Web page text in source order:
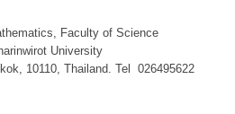
Faculty of Science
University
10110, Thailand. Tel 026495622